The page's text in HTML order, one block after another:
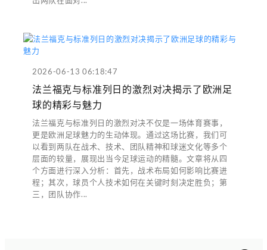
2026-06-13 06:18:47
法兰福克与标准列日的激烈对决揭示了欧洲足
球的精彩与魅力
法兰福克与标准列日的激烈对决不仅是一场体育赛事，
更是欧洲足球魅力的生动体现。通过这场比赛，我们可
以看到两队在战术、技术、团队精神和球迷文化等多个
层面的较量，展现出当今足球运动的精髓。文章将从四
个方面进行深入分析：首先，战术布局如何影响比赛进
程；其次，球员个人技术如何在关键时刻决定胜负；第
三，团队协作...